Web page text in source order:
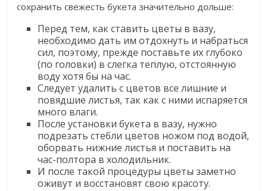
сохранить свежесть букета значительно дольше:
Перед тем, как ставить цветы в вазу,
необходимо дать им отдохнуть и набраться
сил, поэтому, прежде поставьте их глубоко
(по головки) в слегка теплую, отстоянную
воду хотя бы на час.
Следует удалить с цветов все лишние и
повядшие листья, так как с ними испаряется
много влаги.
После установки букета в вазу, нужно
подрезать стебли цветов ножом под водой,
оборвать нижние листья и поставить на
час-полтора в холодильник.
И после такой процедуры цветы заметно
оживут и восстановят свою красоту.